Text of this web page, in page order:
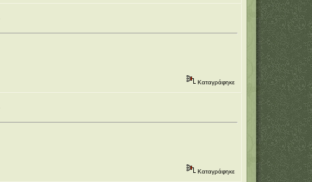
Καταγράφηκε
Καταγράφηκε